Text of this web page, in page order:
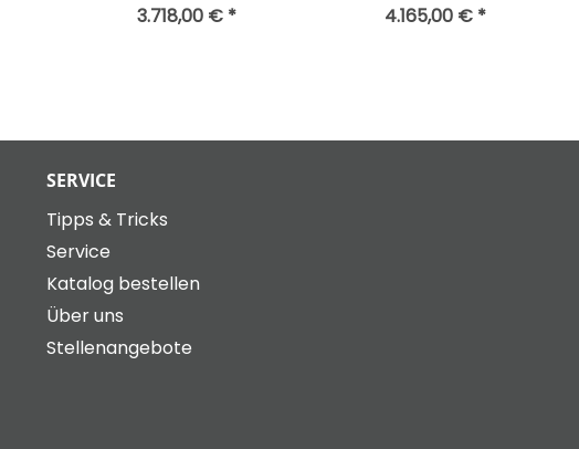
3.718,00 € *
4.165,00 € *
SERVICE
Tipps & Tricks
Service
Katalog bestellen
Über uns
Stellenangebote